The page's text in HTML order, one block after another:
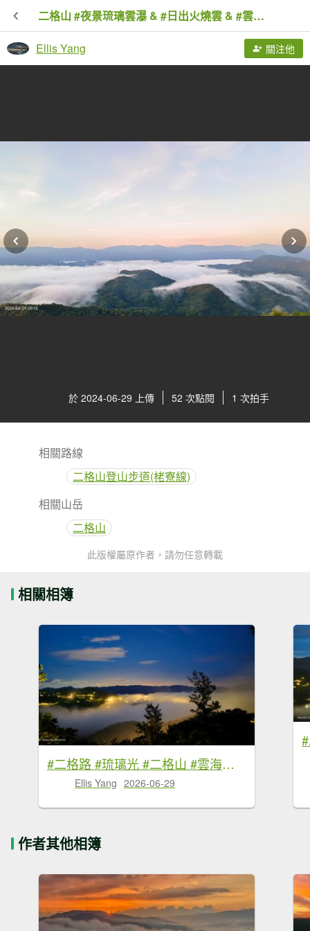
二格山 #夜景琉璃雲瀑 & #日出火燒雲 & #雲海流瀑 6/28&29
Ellis Yang 關注他
於 2024-06-29 上傳 52 次點閱 1 次拍手
相關路線
二格山登山步道(栳寮線)
相關山岳
二格山
此版權屬原作者，請勿任意轉載
相關相簿
#二格路 #琉璃光 #二格山 #雲海流瀑 #日出 #火燒雲 6/29
Ellis Yang 2026-06-29
作者其他相簿